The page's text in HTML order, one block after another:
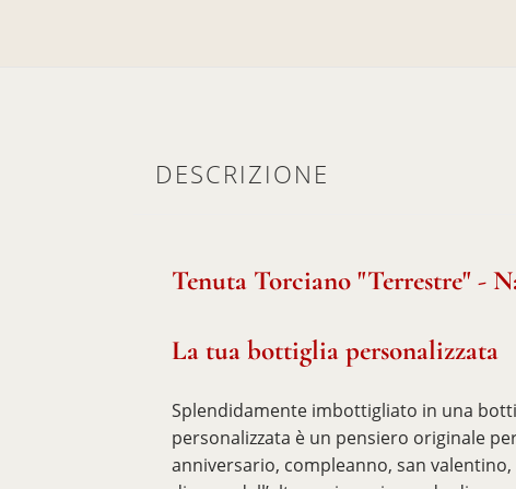
DESCRIZIONE
Tenuta Torciano "Terrestre" -
La tua bottiglia personalizzata
Splendidamente imbottigliato in una
personalizzata è un pensiero originale
anniversario, compleanno, san